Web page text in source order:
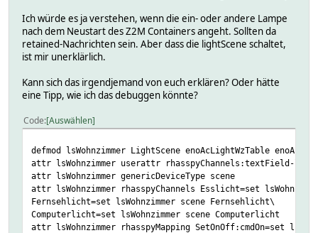
Ich würde es ja verstehen, wenn die ein- oder andere Lampe
nach dem Neustart des Z2M Containers angeht. Sollten da
retained-Nachrichten sein. Aber dass die lightScene schaltet,
ist mir unerklärlich.
Kann sich das irgendjemand von euch erklären? Oder hätte
eine Tipp, wie ich das debuggen könnte?
Code Auswählen
defmod lsWohnzimmer LightScene enoAcLightWzTable
attr lsWohnzimmer userattr rhasspyChannels:textField-long
attr lsWohnzimmer genericDeviceType scene
attr lsWohnzimmer rhasspyChannels Esslicht=set
Fernsehlicht=set lsWohnzimmer scene Fernsehlicht\
Computerlicht=set lsWohnzimmer scene Computerlicht
attr lsWohnzimmer rhasspyMapping SetOnOff:cmdOn=set